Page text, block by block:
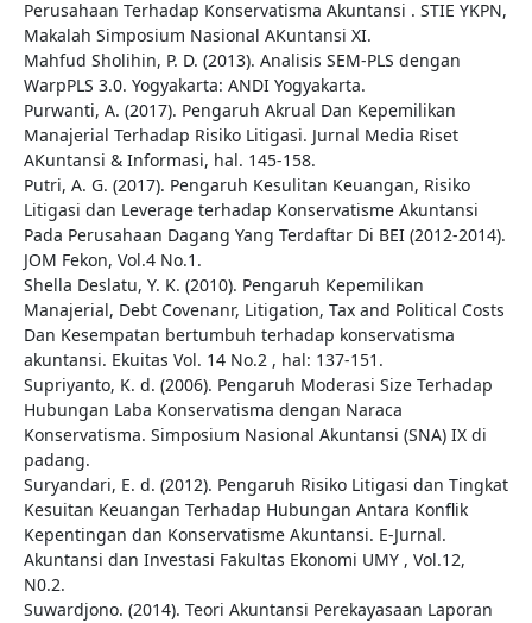
Perusahaan Terhadap Konservatisma Akuntansi . STIE YKPN,
Makalah Simposium Nasional AKuntansi XI.
Mahfud Sholihin, P. D. (2013). Analisis SEM-PLS dengan
WarpPLS 3.0. Yogyakarta: ANDI Yogyakarta.
Purwanti, A. (2017). Pengaruh Akrual Dan Kepemilikan
Manajerial Terhadap Risiko Litigasi. Jurnal Media Riset
AKuntansi & Informasi, hal. 145-158.
Putri, A. G. (2017). Pengaruh Kesulitan Keuangan, Risiko
Litigasi dan Leverage terhadap Konservatisme Akuntansi
Pada Perusahaan Dagang Yang Terdaftar Di BEI (2012-2014).
JOM Fekon, Vol.4 No.1.
Shella Deslatu, Y. K. (2010). Pengaruh Kepemilikan
Manajerial, Debt Covenanr, Litigation, Tax and Political Costs
Dan Kesempatan bertumbuh terhadap konservatisma
akuntansi. Ekuitas Vol. 14 No.2 , hal: 137-151.
Supriyanto, K. d. (2006). Pengaruh Moderasi Size Terhadap
Hubungan Laba Konservatisma dengan Naraca
Konservatisma. Simposium Nasional Akuntansi (SNA) IX di
padang.
Suryandari, E. d. (2012). Pengaruh Risiko Litigasi dan Tingkat
Kesuitan Keuangan Terhadap Hubungan Antara Konflik
Kepentingan dan Konservatisme Akuntansi. E-Jurnal.
Akuntansi dan Investasi Fakultas Ekonomi UMY , Vol.12,
N0.2.
Suwardjono. (2014). Teori Akuntansi Perekayasaan Laporan